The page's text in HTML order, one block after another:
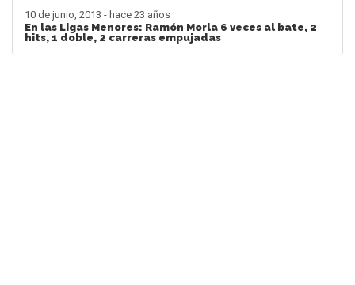
10 de junio, 2013 - hace 23 años
En las Ligas Menores: Ramón Morla 6 veces al bate, 2
hits, 1 doble, 2 carreras empujadas